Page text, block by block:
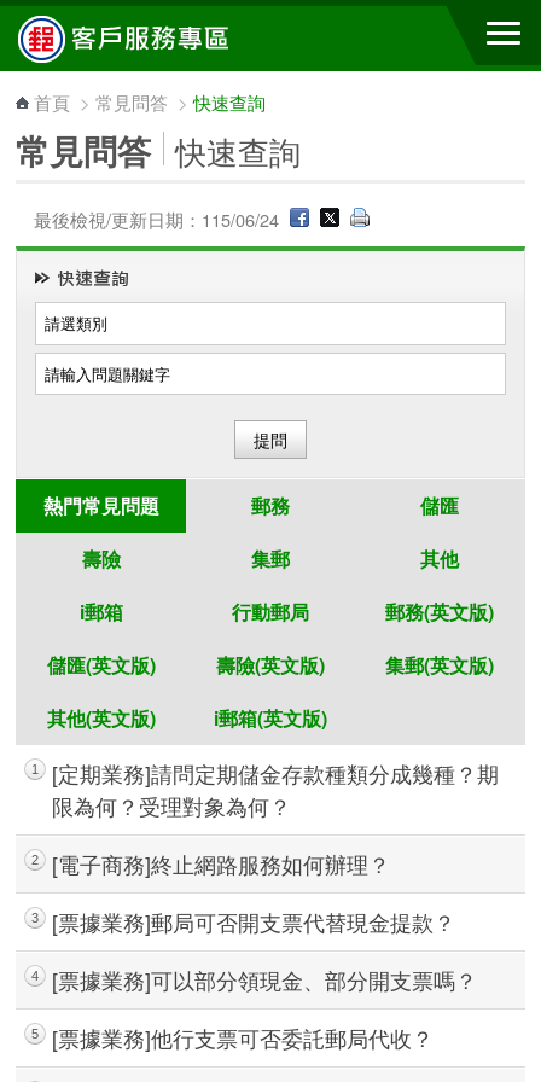
跳到主要內容區塊
首頁 >常見問答 >快速查詢
常見問答 快速查詢
最後檢視/更新日期：115/06/24
快速查詢
熱門常見問題 郵務
儲匯
壽險
集郵
其他
i郵箱
行動郵局
郵務(英文版)
儲匯(英文版)
壽險(英文版)
集郵(英文版)
其他(英文版)
i郵箱(英文版)
1
[定期業務]請問定期儲金存款種類分成幾種？期
限為何？受理對象為何？
2 [電子商務]終止網路服務如何辦理？
3 [票據業務]郵局可否開支票代替現金提款？
4 [票據業務]可以部分領現金、部分開支票嗎？
5
[票據業務]他行支票可否委託郵局代收？